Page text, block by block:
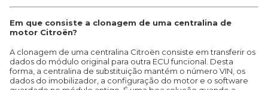
Em que consiste a clonagem de uma centralina de
motor Citroën?
A clonagem de uma centralina Citroën consiste em transferir os
dados do módulo original para outra ECU funcional. Desta
forma, a centralina de substituição mantém o número VIN, os
dados do imobilizador, a configuração do motor e o software